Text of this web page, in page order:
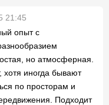
21:45
опыт с
но атмосферная.
хотя иногда бывают
по просторам и
Подходит